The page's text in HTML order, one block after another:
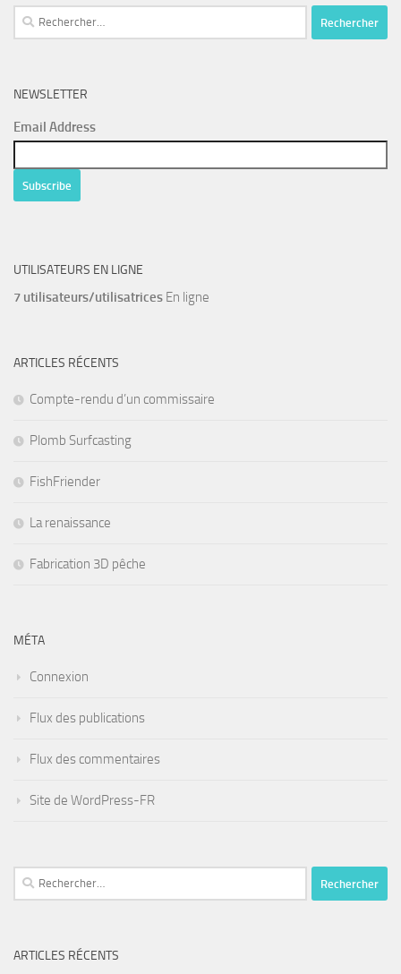
Rechercher :
NEWSLETTER
Email Address
UTILISATEURS EN LIGNE
7 utilisateurs/utilisatrices En ligne
ARTICLES RÉCENTS
Compte-rendu d’un commissaire
Plomb Surfcasting
FishFriender
La renaissance
Fabrication 3D pêche
MÉTA
Connexion
Flux des publications
Flux des commentaires
Site de WordPress-FR
Rechercher :
ARTICLES RÉCENTS